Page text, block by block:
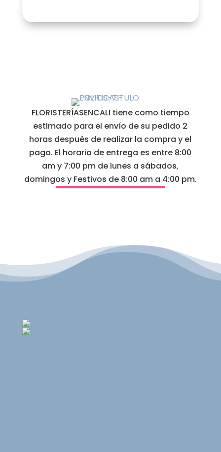
FLORISTERÍASENCALI tiene como tiempo
estimado para el envío de su pedido 2
horas después de realizar la compra y el
pago. El horario de entrega es entre 8:00
am y 7:00 pm de lunes a sábados,
domingos y Festivos de 8:00 am a 4:00 pm.